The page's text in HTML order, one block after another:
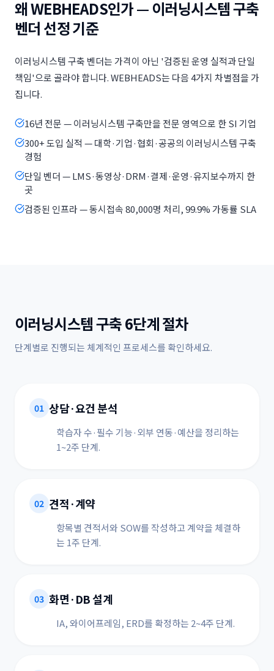
왜 WEBHEADS인가 — 이러닝시스템 구축
벤더 선정 기준
이러닝시스템 구축 벤더는 가격이 아닌 '검증된 운영 실적과 단일
책임'으로 골라야 합니다. WEBHEADS는 다음 4가지 차별점을 가
집니다.
16년 전문 — 이러닝시스템 구축만을 전문 영역으로 한 SI 기업
300+ 도입 실적 — 대학·기업·협회·공공의 이러닝시스템 구축
경험
단일 벤더 — LMS·동영상·DRM·결제·운영·유지보수까지 한
곳
검증된 인프라 — 동시접속 80,000명 처리, 99.9% 가동률 SLA
이러닝시스템 구축 6단계 절차
단계별로 진행되는 체계적인 프로세스를 확인하세요.
01 상담·요건 분석
학습자 수·필수 기능·외부 연동·예산을 정리하는
1~2주 단계.
02 견적·계약
항목별 견적서와 SOW를 작성하고 계약을 체결하
는 1주 단계.
03 화면·DB 설계
IA, 와이어프레임, ERD를 확정하는 2~4주 단계.